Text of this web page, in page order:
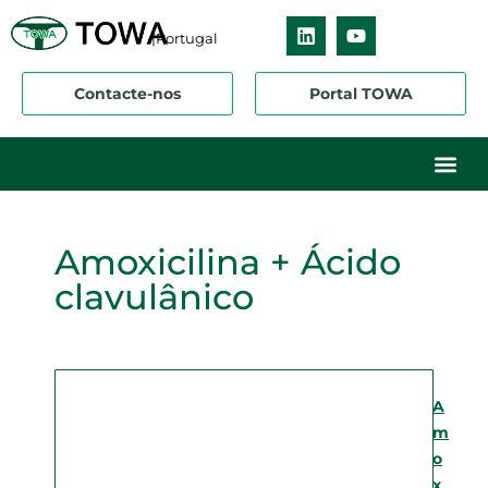
|Portugal
Contacte-nos Portal TOWA
Amoxicilina + Ácido
clavulânico
A
m
o